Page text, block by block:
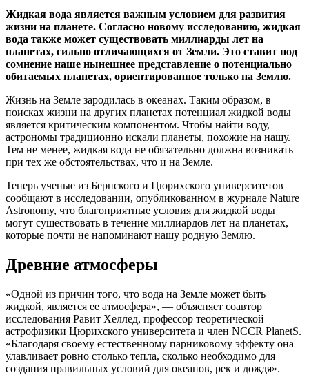
Жидкая вода является важным условием для развития
жизни на планете. Согласно новому исследованию, жидкая
вода также может существовать миллиарды лет на
планетах, сильно отличающихся от Земли. Это ставит под
сомнение наше нынешнее представление о потенциально
обитаемых планетах, ориентированное только на Землю.
Жизнь на Земле зародилась в океанах. Таким образом, в
поисках жизни на других планетах потенциал жидкой воды
является критическим компонентом. Чтобы найти воду,
астрономы традиционно искали планеты, похожие на нашу.
Тем не менее, жидкая вода не обязательно должна возникать
при тех же обстоятельствах, что и на Земле.
Теперь ученые из Бернского и Цюрихского университетов
сообщают в исследовании, опубликованном в журнале Nature
Astronomy, что благоприятные условия для жидкой воды
могут существовать в течение миллиардов лет на планетах,
которые почти не напоминают нашу родную Землю.
Древние атмосферы
«Одной из причин того, что вода на Земле может быть
жидкой, является ее атмосфера», — объясняет соавтор
исследования Равит Хеллед, профессор теоретической
астрофизики Цюрихского университета и член NCCR PlanetS.
«Благодаря своему естественному парниковому эффекту она
улавливает ровно столько тепла, сколько необходимо для
создания правильных условий для океанов, рек и дождя».